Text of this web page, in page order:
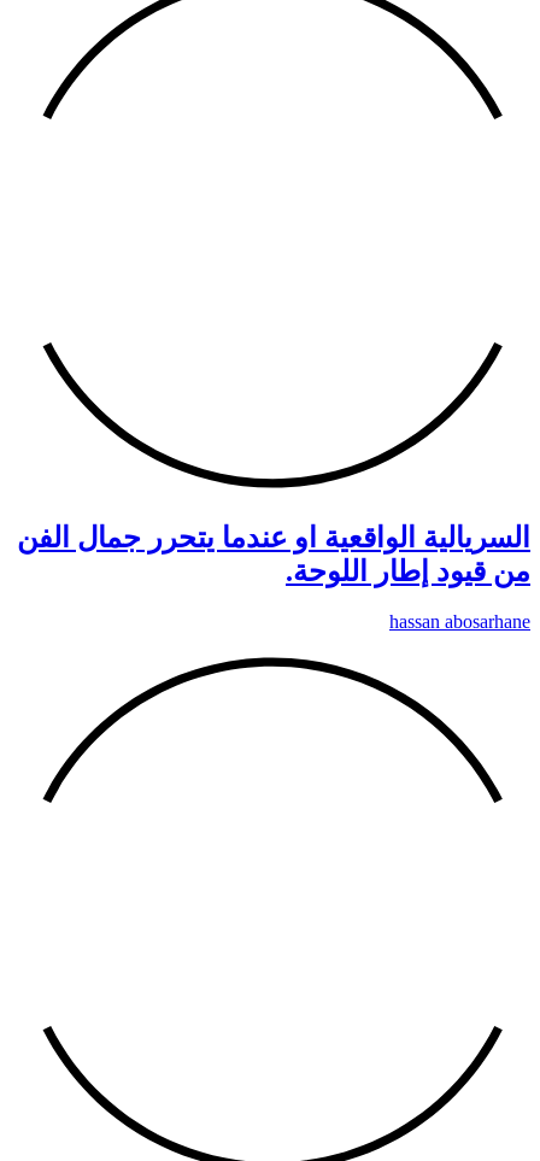
السريالية الواقعية او عندما يتحرر جمال الفن
من قيود إطار اللوحة.
hassan abosarhane